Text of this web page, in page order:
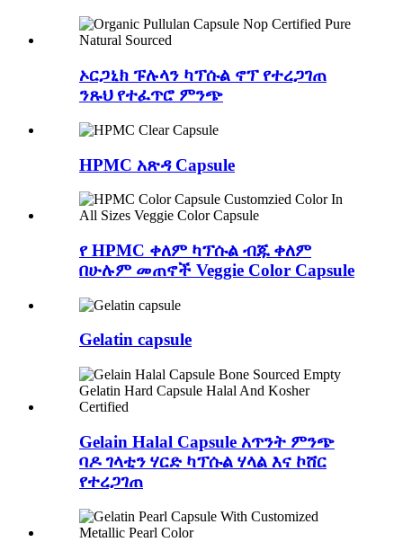
ኦርጋኒክ ፑሉላን ካፕሱል ኖፕ የተረጋገጠ
ንጹህ የተፈጥሮ ምንጭ
HPMC አጽዳ Capsule
የ HPMC ቀለም ካፕሱል ብጁ ቀለም
በሁሉም መጠኖች Veggie Color Capsule
Gelatin capsule
Gelain Halal Capsule አጥንት ምንጭ
ባዶ ገላቲን ሃርድ ካፕሱል ሃላል እና ኮሸር
የተረጋገጠ